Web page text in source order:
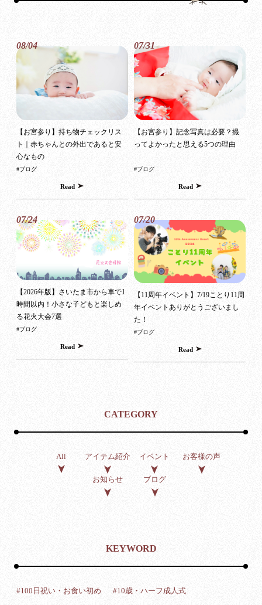
08/04
【お宮参り】持ち物チェックリス
ト｜赤ちゃんとの外出であると安
心なもの
#ブログ
Read
07/31
【お宮参り】記念写真は必要？撮
ってよかったと思える5つの理由
#ブログ
Read
07/24
【2026年版】さいたま市から車で1
時間以内！小さな子どもと楽しめ
る花火大会7選
#ブログ
Read
07/20
【11周年イベント】7/19ことり11周
年イベントありがとうございまし
た！
#ブログ
Read
CATEGORY
All アイテム紹介 イベント お客様の声
お知らせ ブログ
KEYWORD
#100日祝い・お食い初め #10歳・ハーフ成人式